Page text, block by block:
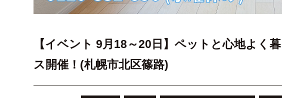
【イベント 9月18～20日】ペットと心地よく
ス開催！(札幌市北区篠路)